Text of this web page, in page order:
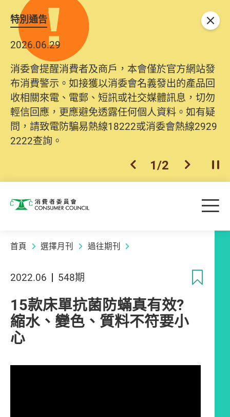
特別通告
2026.06.29
消委會提醒消費者及商戶，本會僅於官方網站發
布消費警示。如接獲以消委會名義發出的產品回
收相關來電、電郵、短訊或社交媒體訊息，切勿
輕信回應，更應避免透露任何個人資料。如有疑
問，請致電防騙易熱線18222或消委會熱線2929
2222查詢。
上一個
1/2 下一個開
關閉
消費者委員會 目
首頁 選擇月刊 過往期刊
2022.06 548期
15款床單抗菌防蟎真有效?
縮水、變色、質料不符要小
心